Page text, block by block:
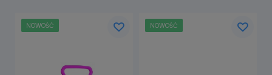
NOWOŚĆ NOWOŚĆ